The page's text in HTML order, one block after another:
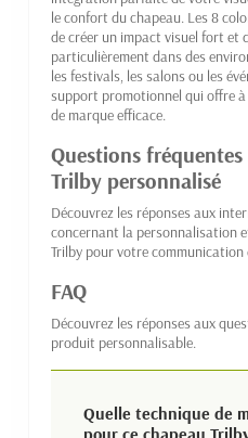
le confort du chapeau. Les 8
de créer un impact visuel fort et
particulièrement dans des
les festivals, les salons ou les
support promotionnel qui offre
de marque efficace.
Questions
Trilby personnalisé
Découvrez les réponses aux
concernant la personnalisation
Trilby pour votre communication
FAQ
Découvrez les réponses aux
produit personnalisable.
Quelle technique de